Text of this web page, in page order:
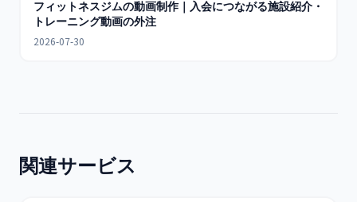
フィットネスジムの動画制作｜入会につながる施設紹介・
トレーニング動画の外注
2026-07-30
関連サービス